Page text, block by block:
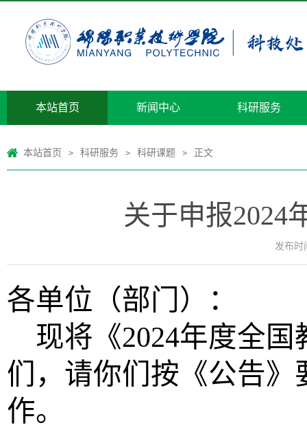
本站首页 新闻中心 科研服务
本站首页 > 科研服务 > 科研课题 > 正文
关于申报2024
发布时
各单位（部门）：
现将《2024年度全
们，请你们按《公告
作。